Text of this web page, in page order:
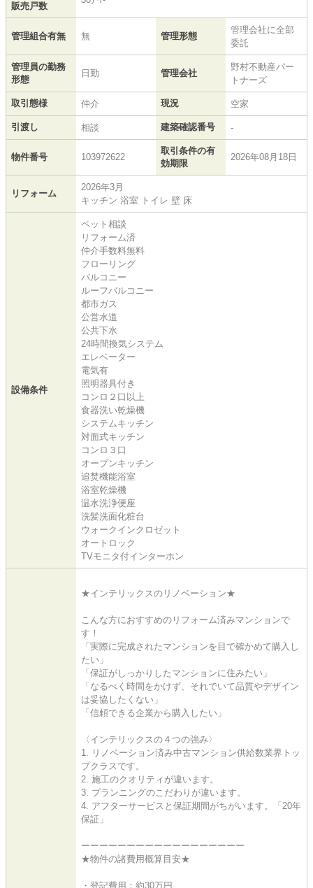
販売戸数
管理組合有無 無 管理形態
管理会社に全部
委託
管理員の勤務
形態
日勤 管理会社
野村不動産パー
トナーズ
取引態様 仲介 現況 空家
引渡し 相談 建築確認番号 -
物件番号 103972622
取引条件の有
効期限
2026年08月18日
リフォーム
2026年3月
キッチン 浴室 トイレ 壁 床
設備条件
ペット相談
リフォーム済
仲介手数料無料
フローリング
バルコニー
ルーフバルコニー
都市ガス
公営水道
公共下水
24時間換気システム
エレベーター
電気有
照明器具付き
コンロ２口以上
食器洗い乾燥機
システムキッチン
対面式キッチン
コンロ３口
オープンキッチン
追焚機能浴室
浴室乾燥機
温水洗浄便座
洗髪洗面化粧台
ウォークインクロゼット
オートロック
TVモニタ付インターホン
★インテリックスのリノベーション★
こんな方におすすめのリフォーム済みマンションで
す！
「実際に完成されたマンションを目で確かめて購入し
たい」
「保証がしっかりしたマンションに住みたい」
「なるべく時間をかけず、それでいて品質やデザイン
は妥協したくない」
「信頼できる企業から購入したい」
〈インテリックスの４つの強み〉
1. リノベーション済み中古マンション供給数業界トッ
プクラスです。
2. 施工のクオリティが違います。
3. プランニングのこだわりが違います。
4. アフターサービスと保証期間がちがいます。「20年
保証」
ーーーーーーーーーーーーーーーーーー
★物件の諸費用概算目安★
・登記費用：約30万円